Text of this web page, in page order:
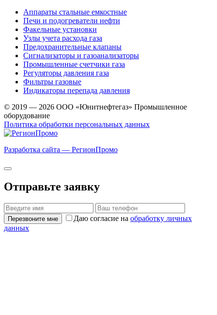
Аппараты стальные емкостные
Печи и подогреватели нефти
Факельные установки
Узлы учета расхода газа
Предохранительные клапаны
Сигнализаторы и газоанализаторы
Промышленные счетчики газа
Регуляторы давления газа
Фильтры газовые
Индикаторы перепада давления
© 2019 — 2026 ООО «Юнитнефтегаз» Промышленное
оборудование
Политика обработки персональных данных
Разработка сайта — РегионПромо
Отправьте заявку
Перезвоните мне Даю согласие на обработку личных
данных